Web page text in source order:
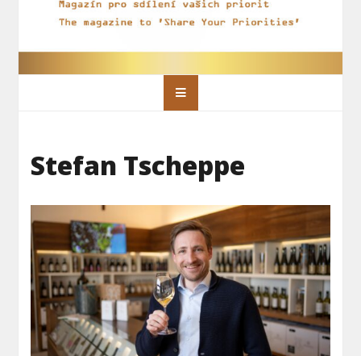
Priority Magazín
Magazín pro sdílení vašich priorit
Stefan Tscheppe